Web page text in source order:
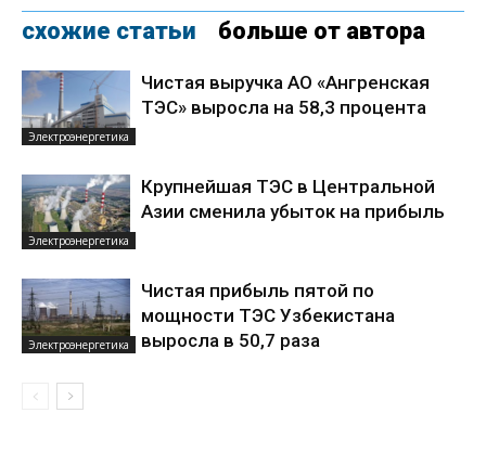
схожие статьи больше от автора
Электроэнергетика
Чистая выручка АО «Ангренская
ТЭС» выросла на 58,3 процента
Электроэнергетика
Крупнейшая ТЭС в Центральной
Азии сменила убыток на прибыль
Электроэнергетика
Чистая прибыль пятой по
мощности ТЭС Узбекистана
выросла в 50,7 раза